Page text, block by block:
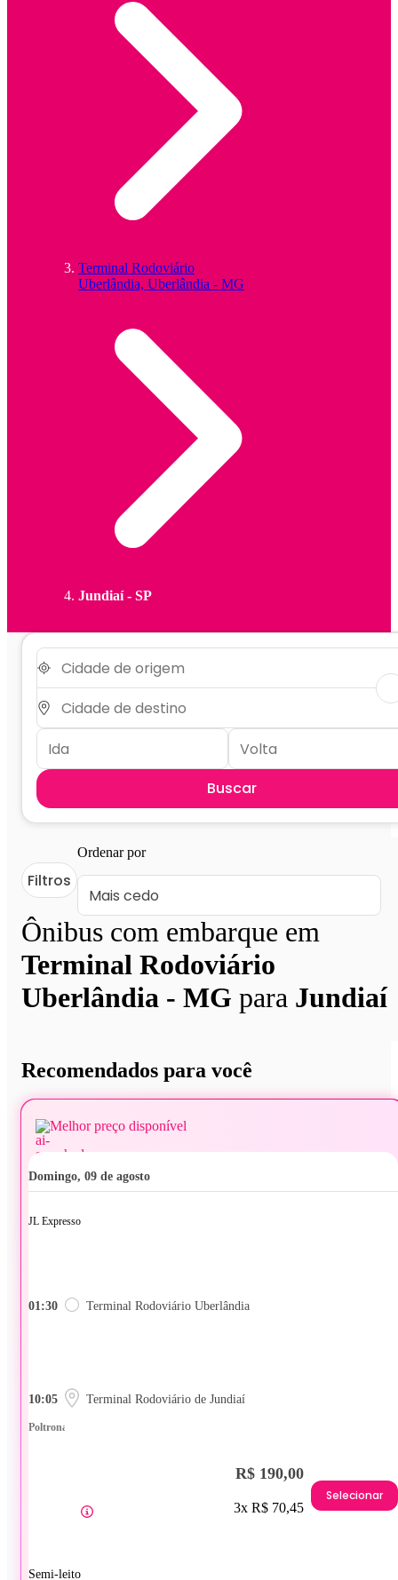
Terminal Rodoviário
Uberlândia, Uberlândia - MG
Jundiaí - SP
Buscar
Ônibus com embarque em
Terminal Rodoviário
Uberlândia - MG para Jundiaí
Filtros
Ordenar por
Recomendados para você
Melhor preço disponível
domingo, 09 de agosto
JL Expresso
01:30 Terminal Rodoviário Uberlândia
10:05 Terminal Rodoviário de Jundiaí
Poltrona
Semi-leito
R$ 190,00
3x R$ 70,45
Selecionar